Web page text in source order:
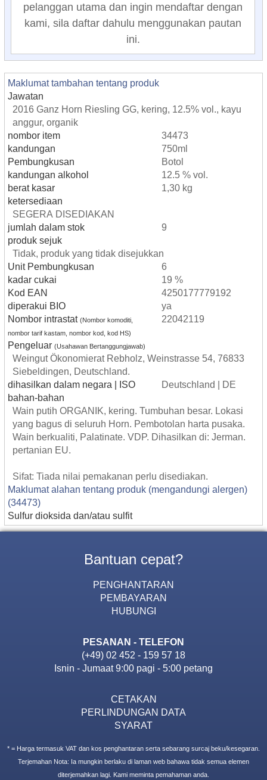
pelanggan utama dan ingin mendaftar dengan
kami, sila daftar dahulu menggunakan pautan
ini.
Maklumat tambahan tentang produk
Jawatan
2016 Ganz Horn Riesling GG, kering, 12.5% vol., kayu
anggur, organik
nombor item
34473
kandungan
750ml
Pembungkusan
Botol
kandungan alkohol
12.5 % vol.
berat kasar
1,30 kg
ketersediaan
SEGERA DISEDIAKAN
jumlah dalam stok
9
produk sejuk
Tidak, produk yang tidak disejukkan
Unit Pembungkusan
6
kadar cukai
19 %
Kod EAN
4250177779192
diperakui BIO
ya
Nombor intrastat (Nombor komoditi,
nombor tarif kastam, nombor kod, kod HS)
22042119
Pengeluar (Usahawan Bertanggungjawab)
Weingut Ökonomierat Rebholz, Weinstrasse 54, 76833
Siebeldingen, Deutschland.
dihasilkan dalam negara | ISO
Deutschland | DE
bahan-bahan
Wain putih ORGANIK, kering. Tumbuhan besar. Lokasi
yang bagus di seluruh Horn. Pembotolan harta pusaka.
Wain berkualiti, Palatinate. VDP. Dihasilkan di: Jerman.
pertanian EU.
Sifat: Tiada nilai pemakanan perlu disediakan.
Maklumat alahan tentang produk (mengandungi alergen)
(34473)
Sulfur dioksida dan/atau sulfit
Bantuan cepat?
PENGHANTARAN
PEMBAYARAN
HUBUNGI
PESANAN - TELEFON
(+49) 02 452 - 159 57 18
Isnin - Jumaat 9:00 pagi - 5:00 petang
CETAKAN
PERLINDUNGAN DATA
SYARAT
* = Harga termasuk VAT dan kos penghantaran serta sebarang surcaj beku/kesegaran.
Terjemahan Nota: Ia mungkin berlaku di laman web bahawa tidak semua elemen
diterjemahkan lagi. Kami meminta pemahaman anda.